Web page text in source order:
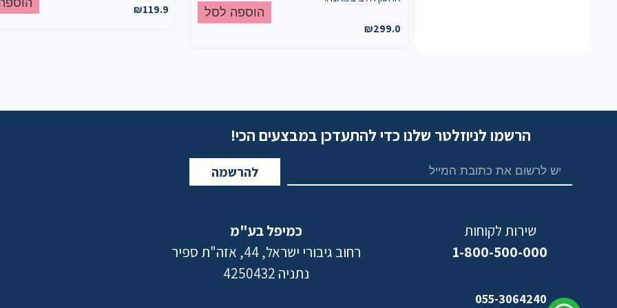
₪299.0
הוספה לסל ₪119.9
הרשמו לניוזלטר שלנו כדי להתעדכן במבצעים הכי!
להרשמה
שירות לקוחות
1-800-500-000
055-3064240
כמיפל בע"מ
רחוב גיבורי ישראל, 44, אזה"ת ספיר
נתניה 4250432